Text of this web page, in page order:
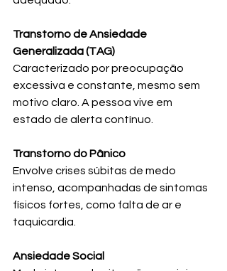
Transtorno de Ansiedade
Generalizada (TAG)
Caracterizado por preocupação
excessiva e constante, mesmo sem
motivo claro. A pessoa vive em
estado de alerta contínuo.
Transtorno do Pânico
Envolve crises súbitas de medo
intenso, acompanhadas de sintomas
físicos fortes, como falta de ar e
taquicardia.
Ansiedade Social